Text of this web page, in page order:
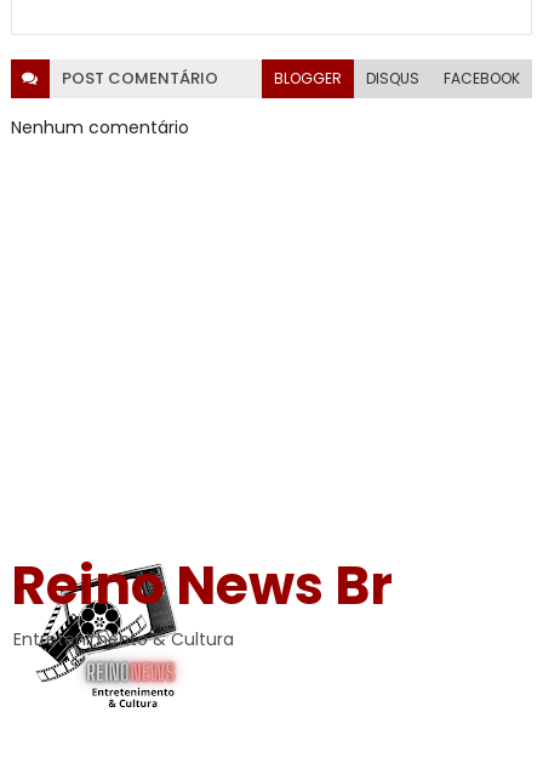
POST COMENTÁRIO BLOGGER DISQUS FACEBOOK
Nenhum comentário
Reino News Br
Entretenimento & Cultura